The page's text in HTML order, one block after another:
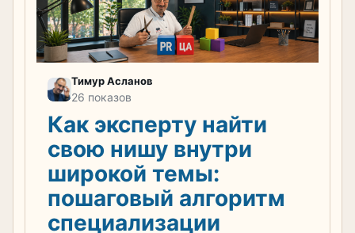
Тимур Асланов
26 показов
Как эксперту найти
свою нишу внутри
широкой темы:
пошаговый алгоритм
специализации